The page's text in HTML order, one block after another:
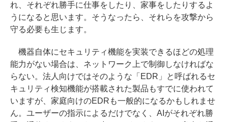
れ、それぞれ勝手に仕事をしたり、家事をしたりするよ
うになると思います。そうなったら、それらを攻撃から
守る必要も生じます。
機器自体にセキュリティ機能を実装できるほどの処理
能力がない場合は、ネットワーク上で制御しなければな
らない。法人向けではそのような「EDR」と呼ばれるセ
キュリティ検知機能が搭載された製品もすでに使われて
いますが、家庭向けのEDRも一般的になるかもしれませ
ん。ユーザーの指示によるだけでなく、AIがそれぞれ勝